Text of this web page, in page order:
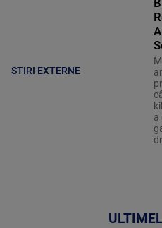
STIRI EXTERNE
a